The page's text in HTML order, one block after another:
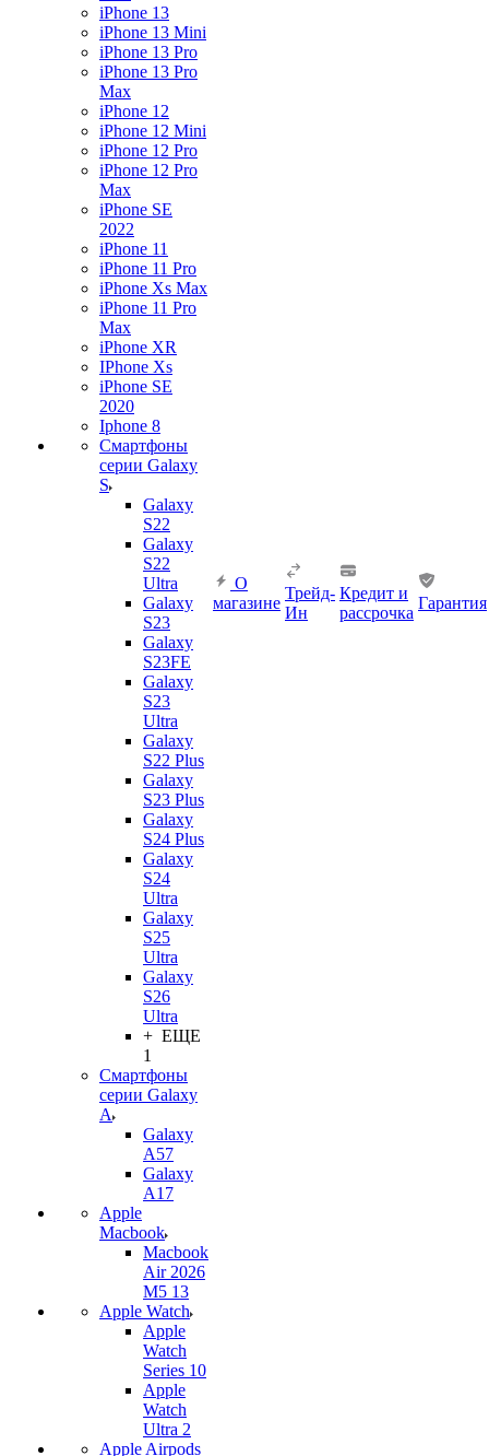
iPhone 13
iPhone 13 Mini
iPhone 13 Pro
iPhone 13 Pro
Max
iPhone 12
iPhone 12 Mini
iPhone 12 Pro
iPhone 12 Pro
Max
iPhone SE
2022
iPhone 11
iPhone 11 Pro
iPhone Xs Max
iPhone 11 Pro
Max
iPhone XR
IPhone Xs
iPhone SE
2020
Iphone 8
Смартфоны
серии Galaxy
S
Galaxy
S22
Galaxy
S22
Ultra
Galaxy
S23
Galaxy
S23FE
Galaxy
S23
Ultra
Galaxy
S22 Plus
Galaxy
S23 Plus
Galaxy
S24 Plus
Galaxy
S24
Ultra
Galaxy
S25
Ultra
Galaxy
S26
Ultra
+ ЕЩЕ
1
Смартфоны
серии Galaxy
A
Galaxy
A57
Galaxy
A17
Apple
Macbook
Macbook
Air 2026
M5 13
Apple Watch
Apple
Watch
Series 10
Apple
Watch
Ultra 2
Apple Airpods
О
магазине
Трейд-
Ин
Кредит и
рассрочка
Гарантия